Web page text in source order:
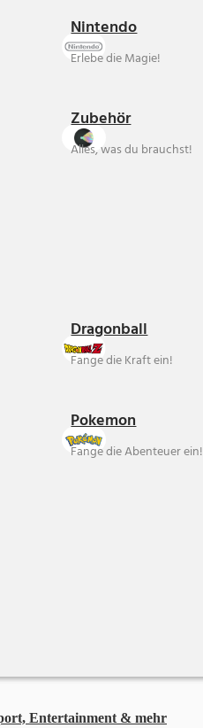
Nintendo
Erlebe die Magie!
Zubehör
Alles, was du brauchst!
Dragonball
Fange die Kraft ein!
Pokemon
Fange die Abenteuer ein!
Entertainment & mehr